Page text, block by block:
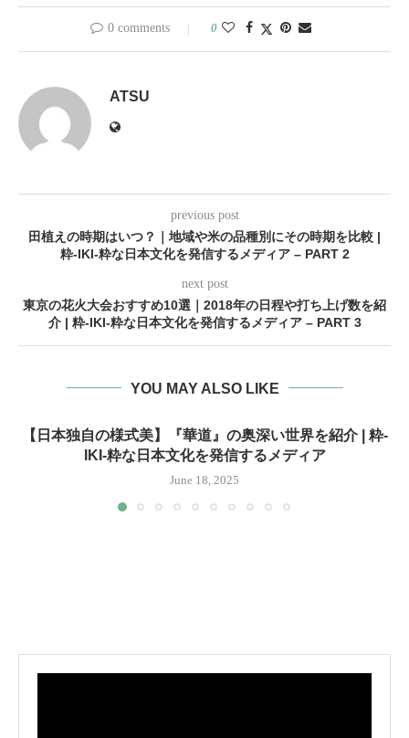
0 comments 0
ATSU
previous post
田植えの時期はいつ？｜地域や米の品種別にその時期を比較 |
粋-IKI-粋な日本文化を発信するメディア – PART 2
next post
東京の花火大会おすすめ10選｜2018年の日程や打ち上げ数を紹
介 | 粋-IKI-粋な日本文化を発信するメディア – PART 3
YOU MAY ALSO LIKE
【日本独自の様式美】『華道』の奥深い世界を紹介 | 粋-
IKI-粋な日本文化を発信するメディア
June 18, 2025